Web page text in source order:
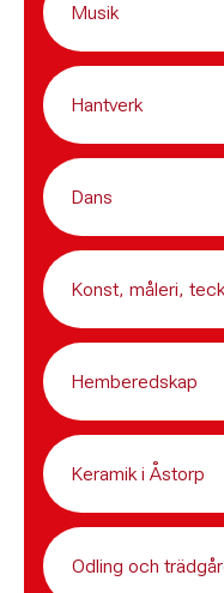
Musik
Hantverk
Dans
Konst, måleri,
Hemberedskap
Keramik i Åstorp
Odling och